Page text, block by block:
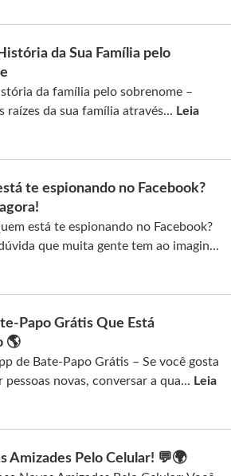
da Sua Família pelo
da família pelo sobrenome –
raízes da sua família através... Leia
te espionando no Facebook?
está te espionando no Facebook?
que muita gente tem ao imagin...
Papo Grátis Que Está
🌎
de Bate-Papo Grátis – Se você gosta
pessoas novas, conversar a qua... Leia
Amizades Pelo Celular! 💬🌍